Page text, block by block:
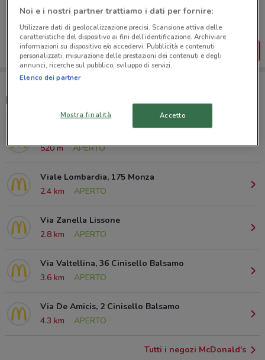
Puoi trovare le migliori offerte dei negozi vicino a te,
salvarle e creare la tua lista del risparmio, comodamente
dal tuo cellulare.
SCARICA L’APP
McDrive, orari e ristoranti McDonald's
520 m
APERTO
Viale Lombardia, 175 Monza
2.4 km
APERTO
Via Zanella Lissone
2.8 km
APERTO
Via Valtellina, 36 Cinisello Balsamo
3.6 km
APERTO
Via De Amicis, 2 Cinisello Balsamo
4.3 km
APERTO
Tutti i negozi McDonald's
Noi e i nostri partner trattiamo i dati per fornire:
Utilizzare dati di geolocalizzazione precisi. Scansione attiva delle
caratteristiche del dispositivo ai fini dell’identificazione. Archiviare
informazioni su dispositivo e/o accedervi. Pubblicità e contenuti
personalizzati, misurazione delle prestazioni dei contenuti e degli
annunci, ricerche sul pubblico, sviluppo di servizi.
Elenco dei partner
Mostra finalità Accetto